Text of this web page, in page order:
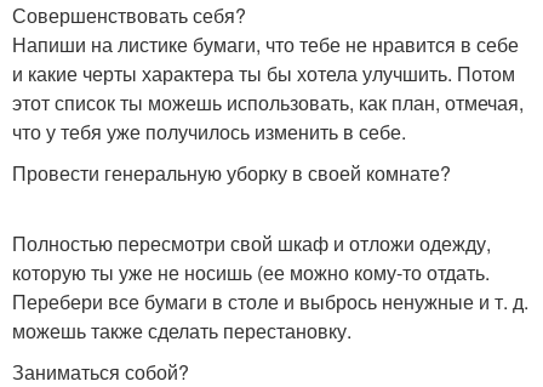
Совершенствовать себя?
Напиши на листике бумаги, что тебе не нравится в себе
и какие черты характера ты бы хотела улучшить. Потом
этот список ты можешь использовать, как план, отмечая,
что у тебя уже получилось изменить в себе.
Провести генеральную уборку в своей комнате?
Полностью пересмотри свой шкаф и отложи одежду,
которую ты уже не носишь (ее можно кому-то отдать.
Перебери все бумаги в столе и выбрось ненужные и т. д.
можешь также сделать перестановку.
Заниматься собой?